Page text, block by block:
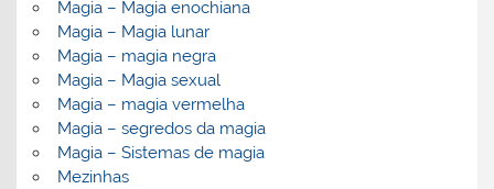
Magia – Magia enochiana
Magia – Magia lunar
Magia – magia negra
Magia – Magia sexual
Magia – magia vermelha
Magia – segredos da magia
Magia – Sistemas de magia
Mezinhas